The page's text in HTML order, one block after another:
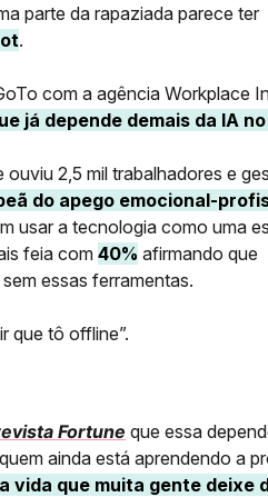
parte da rapaziada parece ter
.
com a agência Workplace
já depende demais da IA
ouviu 2,5 mil trabalhadores e
do apego emocional-
usar a tecnologia como uma
feia com40% afirmando que
essas ferramentas.
que tô offline”.
Fortune que essa
ainda está aprendendo a
vida que muita gente deixe